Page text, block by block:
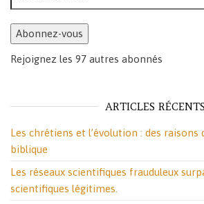
Abonnez-vous
Rejoignez les 97 autres abonnés
ARTICLES RÉCENTS
Les chrétiens et l’évolution : des raisons
biblique
Les réseaux scientifiques frauduleux
scientifiques légitimes.